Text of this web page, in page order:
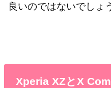
良いのではないでしょ
Xperia XZとX